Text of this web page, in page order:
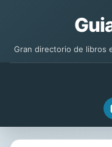
Gran directorio de libros